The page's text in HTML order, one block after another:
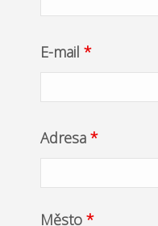
E-mail *
Adresa *
Město *